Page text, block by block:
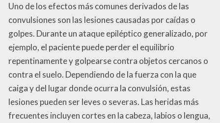
Uno de los efectos más comunes derivados de las
convulsiones son las lesiones causadas por caídas o
golpes. Durante un ataque epiléptico generalizado, por
ejemplo, el paciente puede perder el equilibrio
repentinamente y golpearse contra objetos cercanos o
contra el suelo. Dependiendo de la fuerza con la que
caiga y del lugar donde ocurra la convulsión, estas
lesiones pueden ser leves o severas. Las heridas más
frecuentes incluyen cortes en la cabeza, labios o lengua,